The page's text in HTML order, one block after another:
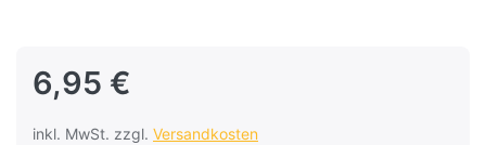
6,95 €
inkl. MwSt. zzgl. Versandkosten